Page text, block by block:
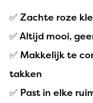
✅ Zachte roze
✅ Altijd mooi,
✅ Makkelijk te
takken
✅ Past in elke